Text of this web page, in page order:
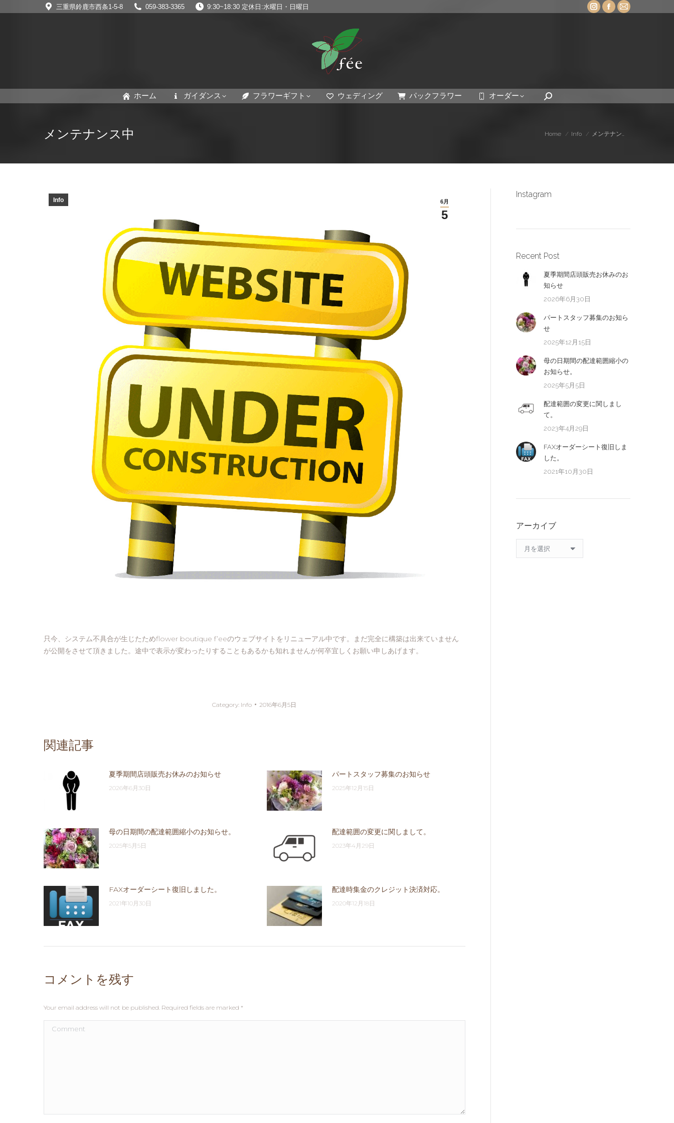
三重県鈴鹿市西条1-5-8 059-383-3365 9:30~18:30 定休日:水曜日・日曜日
Instagram
Facebook
Mail
ホーム ガイダンス フラワーギフト ウェディング パックフラワー オーダー Search:
メンテナンス中 You are here:
Home Info メンテナン…
6月
5
Info
只今、システム不具合が生じたためflower boutique f’eeのウェブサイトをリニューアル中です。まだ完全に構築は出来ていません
が公開をさせて頂きました。途中で表示が変わったりすることもあるかも知れませんが何卒宜しくお願い申しあげます。
Category: Info 2016年6月5日
関連記事
夏季期間店頭販売お休みのお知らせ
2026年6月30日
パートスタッフ募集のお知らせ
2025年12月15日
母の日期間の配達範囲縮小のお知らせ。
2025年5月5日
配達範囲の変更に関しまして。
2023年4月29日
FAXオーダーシート復旧しました。
2021年10月30日
配達時集金のクレジット決済対応。
2020年12月18日
コメントを残す
Your email address will not be published. Required fields are marked *
Comment
Instagram
Recent Post
夏季期間店頭販売お休みのお
知らせ
2026年6月30日
パートスタッフ募集のお知ら
せ
2025年12月15日
母の日期間の配達範囲縮小の
お知らせ。
2025年5月5日
配達範囲の変更に関しまし
て。
2023年4月29日
FAXオーダーシート復旧しま
した。
2021年10月30日
アーカイブ